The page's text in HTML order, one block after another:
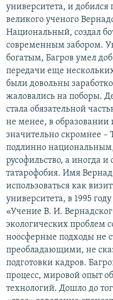
университета, и
великого ученого
Национальный, создал
современным забором.
богатым, Багров умел
передачи еще
были довольны
жаловались на поборы.
стала обязательной
не менее, в образовании
значительно скромнее –
подлинно
русофильство, а иногда
татарофобия. Имя
использоваться как
университета, в 1995
«Учение В. И.
экологических проблем
ноосферные подходы не
преобладающими, не
подготовки кадров.
процесс, мировой опыт
технологий. Дошло до